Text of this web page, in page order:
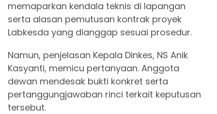
memaparkan kendala teknis di lapangan
serta alasan pemutusan kontrak proyek
Labkesda yang dianggap sesuai prosedur.
Namun, penjelasan Kepala Dinkes, NS Anik
Kasyanti, memicu pertanyaan. Anggota
dewan mendesak bukti konkret serta
pertanggungjawaban rinci terkait keputusan
tersebut.